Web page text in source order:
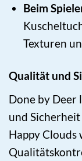
Beim
Texturen
Qualität und
Done by
und
Happy